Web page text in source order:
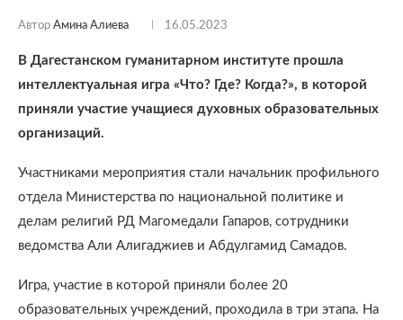
Автор Амина Алиева 16.05.2023
В Дагестанском гуманитарном институте прошла
интеллектуальная игра «Что? Где? Когда?», в которой
приняли участие учащиеся духовных образовательных
организаций.
Участниками мероприятия стали начальник профильного
отдела Министерства по национальной политике и
делам религий РД Магомедали Гапаров, сотрудники
ведомства Али Алигаджиев и Абдулгамид Самадов.
Игра, участие в которой приняли более 20
образовательных учреждений, проходила в три этапа. На